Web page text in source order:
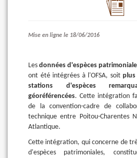
Mise en ligne le 18/06/2016
Les données d'espèces
ont été intégrées à l'OFSA, soit plus
stations d'espèces
géoréférencées. Cette intégration
de la convention-cadre de
technique entre Poitou-Charentes
Atlantique.
Cette intégration, qui concerne de
d'espèces patrimoniales,